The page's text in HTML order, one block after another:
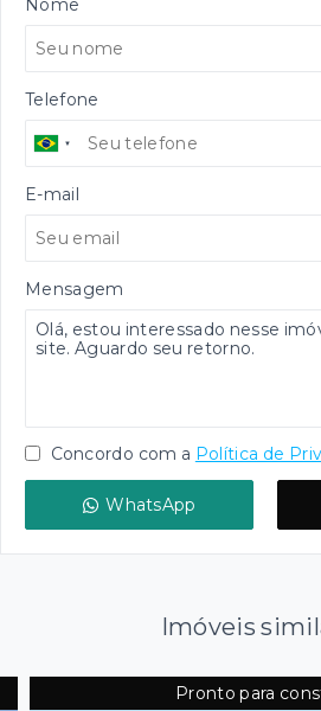
Nome
Telefone
E-mail
Mensagem
Concordo com a Política de
WhatsApp
Imóveis
Pronto para